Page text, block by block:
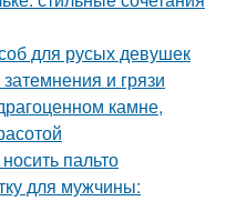
для русых девушек
и грязи
камне,
пальто
для мужчины: